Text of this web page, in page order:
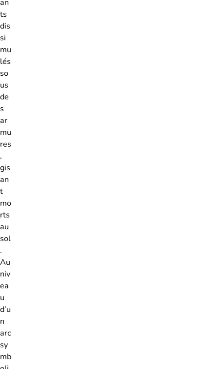
an
ts
dis
si
mu
lés
so
us
de
s
ar
mu
res
,
gis
an
t
mo
rts
au
sol
.
Au
niv
ea
u
d’u
n
arc
sy
mb